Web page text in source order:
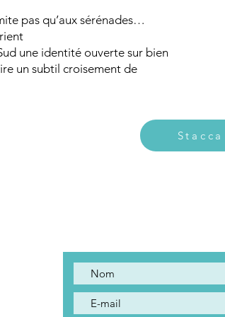
pas qu’aux sérénades…
une identité ouverte sur bien
un subtil croisement de